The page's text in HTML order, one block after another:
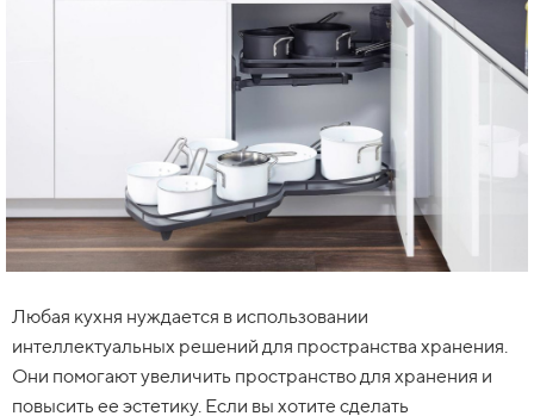
Любая кухня нуждается в использовании
интеллектуальных решений для пространства хранения.
Они помогают увеличить пространство для хранения и
повысить ее эстетику. Если вы хотите сделать